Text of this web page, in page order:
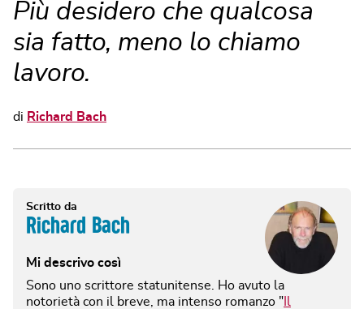
Più desidero che qualcosa
sia fatto, meno lo chiamo
lavoro.
di Richard Bach
Scritto da
Richard Bach
Mi descrivo così
Sono uno scrittore statunitense. Ho avuto la
notorietà con il breve, ma intenso romanzo " Il